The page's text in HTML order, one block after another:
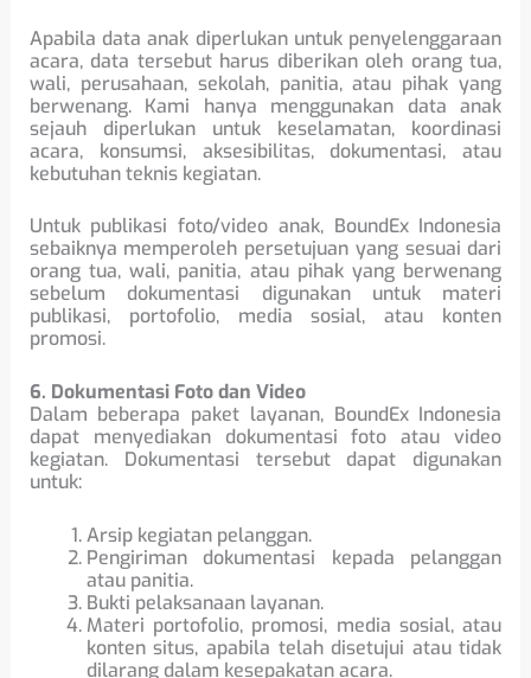
Apabila data anak diperlukan untuk penyelenggaraan
acara, data tersebut harus diberikan oleh orang tua,
wali, perusahaan, sekolah, panitia, atau pihak yang
berwenang. Kami hanya menggunakan data anak
sejauh diperlukan untuk keselamatan, koordinasi
acara, konsumsi, aksesibilitas, dokumentasi, atau
kebutuhan teknis kegiatan.
Untuk publikasi foto/video anak, BoundEx Indonesia
sebaiknya memperoleh persetujuan yang sesuai dari
orang tua, wali, panitia, atau pihak yang berwenang
sebelum dokumentasi digunakan untuk materi
publikasi, portofolio, media sosial, atau konten
promosi.
6. Dokumentasi Foto dan Video
Dalam beberapa paket layanan, BoundEx Indonesia
dapat menyediakan dokumentasi foto atau video
kegiatan. Dokumentasi tersebut dapat digunakan
untuk:
Arsip kegiatan pelanggan.
Pengiriman dokumentasi kepada pelanggan
atau panitia.
Bukti pelaksanaan layanan.
Materi portofolio, promosi, media sosial, atau
konten situs, apabila telah disetujui atau tidak
dilarang dalam kesepakatan acara.